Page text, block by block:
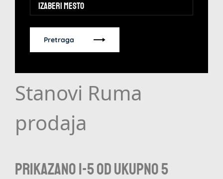
Izaberi mesto
Pretraga
Stanovi Ruma
prodaja
Prikazano 1-5 od ukupno 5